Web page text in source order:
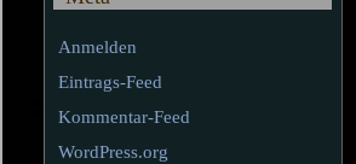
Anmelden
Eintrags-Feed
Kommentar-Feed
WordPress.org